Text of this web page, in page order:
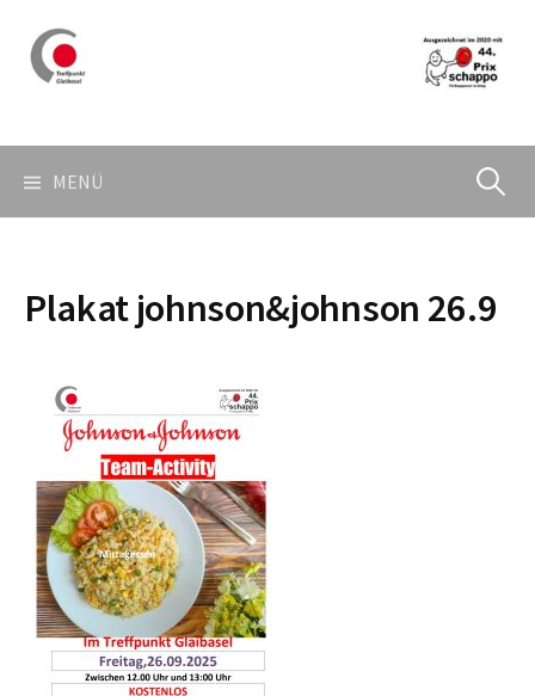
zum
Inhalt
MENÜ Suchen
Plakat johnson&johnson 26.9